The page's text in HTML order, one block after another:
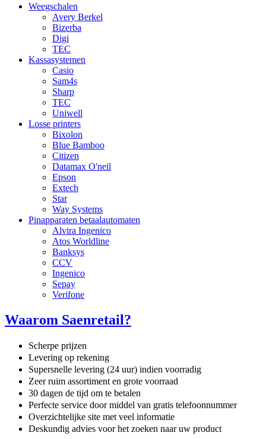
Weegschalen
Avery Berkel
Bizerba
Digi
TEC
Kassasystemen
Casio
Sam4s
Sharp
TEC
Uniwell
Losse printers
Bixolon
Blue Bamboo
Citizen
Datamax O'neil
Epson
Extech
Star
Way Systems
Pinapparaten betaalautomaten
Alvira Ingenico
Atos Worldline
Banksys
CCV
Ingenico
Sepay
Verifone
Waarom Saenretail?
Scherpe prijzen
Levering op rekening
Supersnelle levering (24 uur) indien voorradig
Zeer ruim assortiment en grote voorraad
30 dagen de tijd om te betalen
Perfecte service door middel van gratis telefoonnummer
Overzichtelijke site met veel informatie
Deskundig advies voor het zoeken naar uw product